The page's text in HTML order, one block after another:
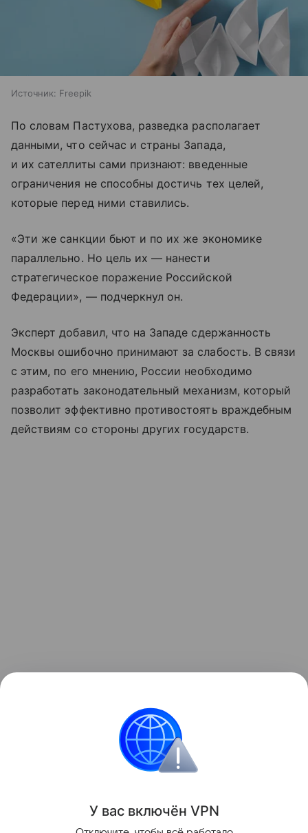
Источник: Freepik
По словам Пастухова, разведка располагает
данными, что сейчас и страны Запада,
и их сателлиты сами признают: введенные
ограничения не способны достичь тех целей,
которые перед ними ставились.
«Эти же санкции бьют и по их же экономике
параллельно. Но цель их — нанести
стратегическое поражение Российской
Федерации», — подчеркнул он.
Эксперт добавил, что на Западе сдержанность
Москвы ошибочно принимают за слабость. В связи
с этим, по его мнению, России необходимо
разработать законодательный механизм, который
позволит эффективно противостоять враждебным
действиям со стороны других государств.
Данная информация носит исключительно
информационный (ознакомительный) характер
и не является индивидуальной инвестиционной
У вас включён VPN